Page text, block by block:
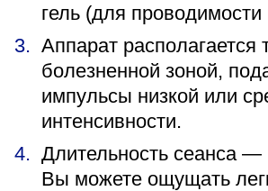
гель (для проводимости
Аппарат располагается
болезненной зоной,
импульсы низкой или
интенсивности.
Длительность сеанса —
Вы можете ощущать